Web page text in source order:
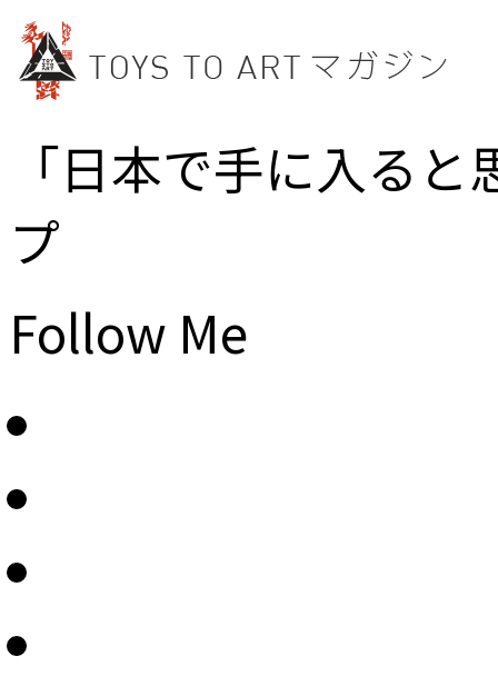
「日本で手に入る
プ
Follow Me